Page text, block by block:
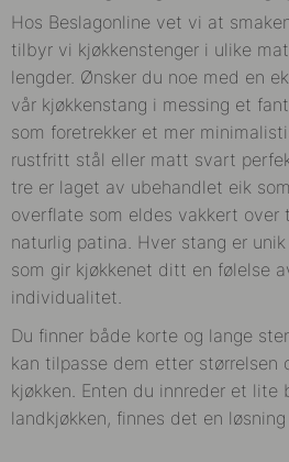
Hos Beslagonline vet vi at
tilbyr vi kjøkkenstenger i ulike
lengder. Ønsker du noe med en
vår kjøkkenstang i messing et
som foretrekker et mer
rustfritt stål eller matt svart
tre er laget av ubehandlet eik
overflate som eldes vakkert over
naturlig patina. Hver stang er
som gir kjøkkenet ditt en følelse
individualitet.
Du finner både korte og lange
kan tilpasse dem etter størrelsen
kjøkken. Enten du innreder et lite
landkjøkken, finnes det en løsning